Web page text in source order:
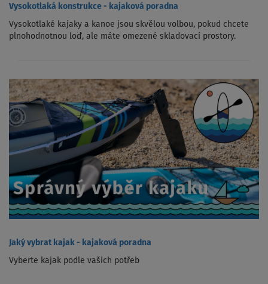
Vysokotlaká konstrukce - kajaková poradna
Vysokotlaké kajaky a kanoe jsou skvělou volbou, pokud chcete
plnohodnotnou loď, ale máte omezené skladovací prostory.
Jaký vybrat kajak - kajaková poradna
Vyberte kajak podle vašich potřeb